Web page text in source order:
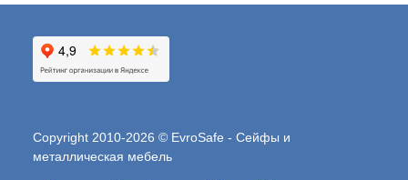
Copyright 2010-2026 © EvroSafe - Сейфы и
металлическая мебель